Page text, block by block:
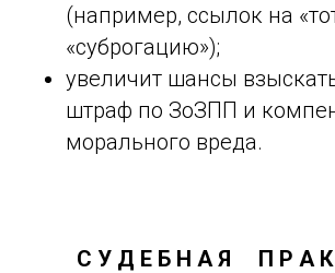
(например, ссылок на
«суброгацию»);
увеличит шансы
штраф по ЗоЗПП и
морального вреда.
С У Д Е Б Н А Я П Р А